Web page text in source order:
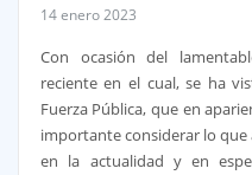
14 enero 2023
Con ocasión del
reciente en el cual, se ha
Fuerza Pública, que en
importante considerar lo
en la actualidad y en